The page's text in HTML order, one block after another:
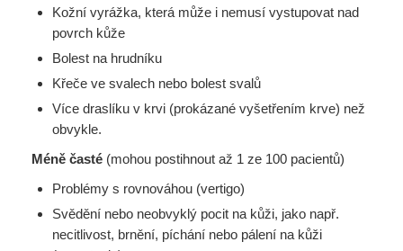
Kožní vyrážka, která může i nemusí vystupovat nad
povrch kůže
Bolest na hrudníku
Křeče ve svalech nebo bolest svalů
Více draslíku v krvi (prokázané vyšetřením krve) než
obvykle.
Méně časté (mohou postihnout až 1 ze 100 pacientů)
Problémy s rovnováhou (vertigo)
Svědění nebo neobvyklý pocit na kůži, jako např.
necitlivost, brnění, píchání nebo pálení na kůži